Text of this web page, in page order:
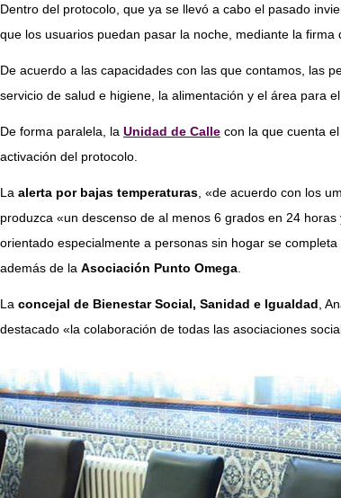
Dentro del protocolo, que ya se llevó a cabo el pasado
que los usuarios puedan pasar la noche, mediante la firma
De acuerdo a las capacidades con las que contamos, las
servicio de salud e higiene, la alimentación y el área para el
De forma paralela, la Unidad de Calle con la que cuenta
activación del protocolo.
La alerta por bajas temperaturas , «de acuerdo con los
produzca «un descenso de al menos 6 grados en 24
orientado especialmente a personas sin hogar se
además de la Asociación Punto Omega
La concejal de Bienestar Social, Sanidad e Igualdad ,
destacado «la colaboración de todas las asociaciones